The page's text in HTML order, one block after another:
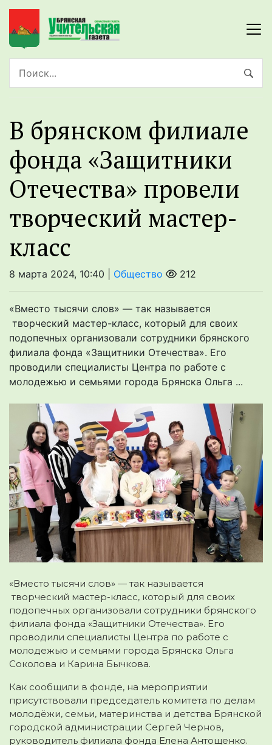
В брянском филиале
фонда «Защитники
Отечества» провели
творческий мастер-
класс
8 марта 2024, 10:40 | Общество 212
«Вместо тысячи слов» — так называется
творческий мастер-класс, который для своих
подопечных организовали сотрудники брянского
филиала фонда «Защитники Отечества». Его
проводили специалисты Центра по работе с
молодежью и семьями города Брянска Ольга ...
«Вместо тысячи слов» — так называется
творческий мастер-класс, который для своих
подопечных организовали сотрудники брянского
филиала фонда «Защитники Отечества». Его
проводили специалисты Центра по работе с
молодежью и семьями города Брянска Ольга
Соколова и Карина Бычкова.
Как сообщили в фонде, на мероприятии
присутствовали председатель комитета по делам
молодёжи, семьи, материнства и детства Брянской
городской администрации Сергей Чернов,
руководитель филиала фонда Елена Антощенко.